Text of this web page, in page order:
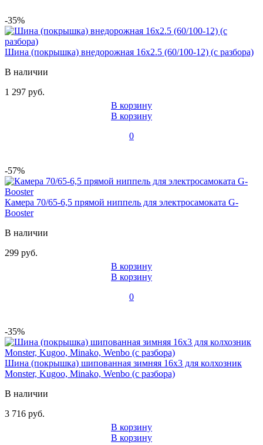
-35%
Шина (покрышка) внедорожная 16x2.5 (60/100-12) (с разбора)
В наличии
1 297 руб.
В корзину
В корзину
0
-57%
Камера 70/65-6,5 прямой ниппель для электросамоката G-
Booster
В наличии
299 руб.
В корзину
В корзину
0
-35%
Шина (покрышка) шипованная зимняя 16x3 для колхозник
Monster, Kugoo, Minako, Wenbo (с разбора)
В наличии
3 716 руб.
В корзину
В корзину